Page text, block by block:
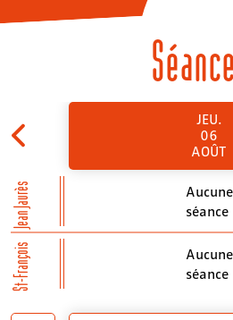
Jean Jaurès
St-François
JEU.
06
AOÛT
Aucune
séance
Aucune
séance